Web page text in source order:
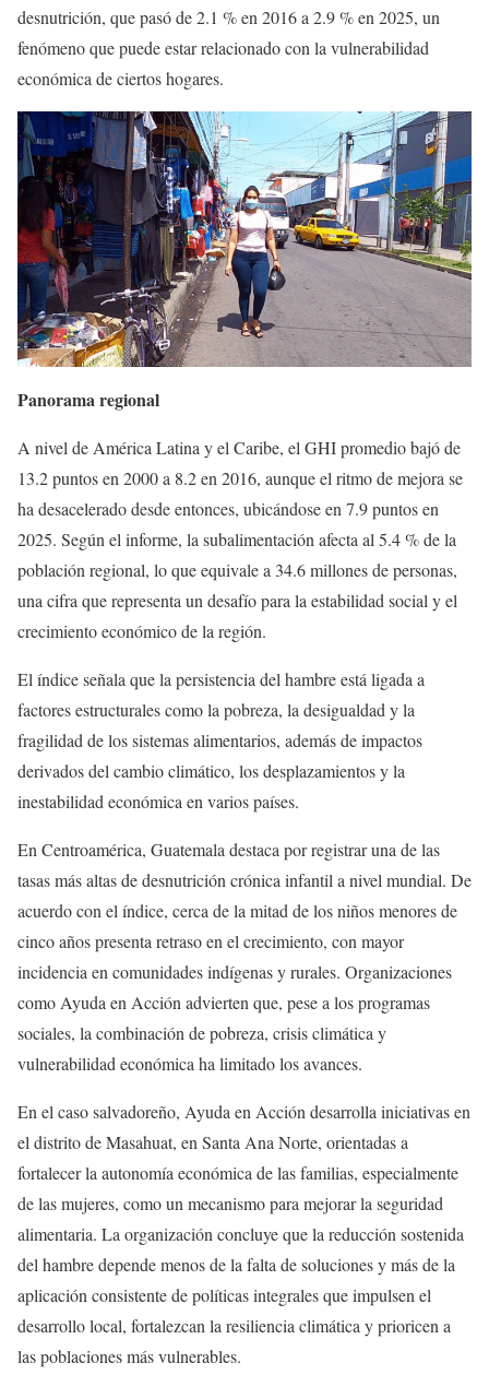
desnutrición, que pasó de 2.1 % en 2016 a 2.9 % en 2025, un
fenómeno que puede estar relacionado con la vulnerabilidad
económica de ciertos hogares.
Panorama regional
A nivel de América Latina y el Caribe, el GHI promedio bajó de
13.2 puntos en 2000 a 8.2 en 2016, aunque el ritmo de mejora se
ha desacelerado desde entonces, ubicándose en 7.9 puntos en
2025. Según el informe, la subalimentación afecta al 5.4 % de la
población regional, lo que equivale a 34.6 millones de personas,
una cifra que representa un desafío para la estabilidad social y el
crecimiento económico de la región.
El índice señala que la persistencia del hambre está ligada a
factores estructurales como la pobreza, la desigualdad y la
fragilidad de los sistemas alimentarios, además de impactos
derivados del cambio climático, los desplazamientos y la
inestabilidad económica en varios países.
En Centroamérica, Guatemala destaca por registrar una de las
tasas más altas de desnutrición crónica infantil a nivel mundial. De
acuerdo con el índice, cerca de la mitad de los niños menores de
cinco años presenta retraso en el crecimiento, con mayor
incidencia en comunidades indígenas y rurales. Organizaciones
como Ayuda en Acción advierten que, pese a los programas
sociales, la combinación de pobreza, crisis climática y
vulnerabilidad económica ha limitado los avances.
En el caso salvadoreño, Ayuda en Acción desarrolla iniciativas en
el distrito de Masahuat, en Santa Ana Norte, orientadas a
fortalecer la autonomía económica de las familias, especialmente
de las mujeres, como un mecanismo para mejorar la seguridad
alimentaria. La organización concluye que la reducción sostenida
del hambre depende menos de la falta de soluciones y más de la
aplicación consistente de políticas integrales que impulsen el
desarrollo local, fortalezcan la resiliencia climática y prioricen a
las poblaciones más vulnerables.